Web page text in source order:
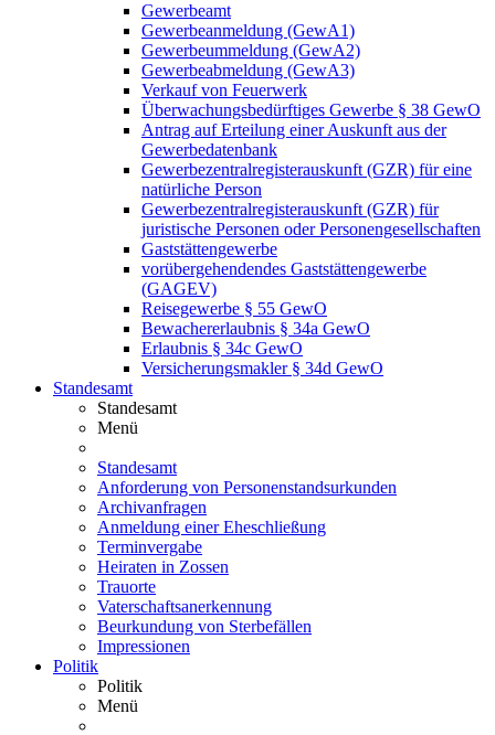
Gewerbeamt
Gewerbeanmeldung (GewA1)
Gewerbeummeldung (GewA2)
Gewerbeabmeldung (GewA3)
Verkauf von Feuerwerk
Überwachungsbedürftiges Gewerbe § 38 GewO
Antrag auf Erteilung einer Auskunft aus der
Gewerbedatenbank
Gewerbezentralregisterauskunft (GZR) für eine
natürliche Person
Gewerbezentralregisterauskunft (GZR) für
juristische Personen oder Personengesellschaften
Gaststättengewerbe
vorübergehendendes Gaststättengewerbe
(GAGEV)
Reisegewerbe § 55 GewO
Bewachererlaubnis § 34a GewO
Erlaubnis § 34c GewO
Versicherungsmakler § 34d GewO
Standesamt
Standesamt
Menü
Standesamt
Anforderung von Personenstandsurkunden
Archivanfragen
Anmeldung einer Eheschließung
Terminvergabe
Heiraten in Zossen
Trauorte
Vaterschaftsanerkennung
Beurkundung von Sterbefällen
Impressionen
Politik
Politik
Menü